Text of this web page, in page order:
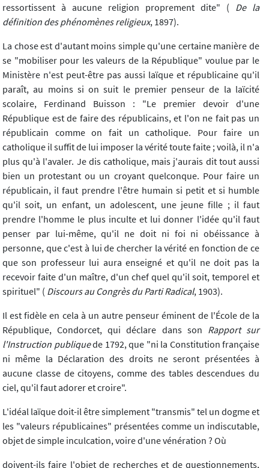
ressortissent à aucune religion proprement dite" ( De la
définition des phénomènes religieux, 1897).
La chose est d'autant moins simple qu'une certaine manière de
se "mobiliser pour les valeurs de la République" voulue par le
Ministère n'est peut-être pas aussi laïque et républicaine qu'il
paraît, au moins si on suit le premier penseur de la laïcité
scolaire, Ferdinand Buisson : "Le premier devoir d'une
République est de faire des républicains, et l'on ne fait pas un
républicain comme on fait un catholique. Pour faire un
catholique il suffit de lui imposer la vérité toute faite ; voilà, il n'a
plus qu'à l'avaler. Je dis catholique, mais j'aurais dit tout aussi
bien un protestant ou un croyant quelconque. Pour faire un
républicain, il faut prendre l'être humain si petit et si humble
qu'il soit, un enfant, un adolescent, une jeune fille ; il faut
prendre l'homme le plus inculte et lui donner l'idée qu'il faut
penser par lui-même, qu'il ne doit ni foi ni obéissance à
personne, que c'est à lui de chercher la vérité en fonction de ce
que son professeur lui aura enseigné et qu'il ne doit pas la
recevoir faite d'un maître, d'un chef quel qu'il soit, temporel et
spirituel" ( Discours au Congrès du Parti Radical, 1903).
Il est fidèle en cela à un autre penseur éminent de l'École de la
République, Condorcet, qui déclare dans son Rapport sur
l'Instruction publiquede 1792, que "ni la Constitution française
ni même la Déclaration des droits ne seront présentées à
aucune classe de citoyens, comme des tables descendues du
ciel, qu'il faut adorer et croire".
L'idéal laïque doit-il être simplement "transmis" tel un dogme et
les "valeurs républicaines" présentées comme un indiscutable,
objet de simple inculcation, voire d'une vénération ? Où
doivent-ils faire l'objet de recherches et de questionnements,